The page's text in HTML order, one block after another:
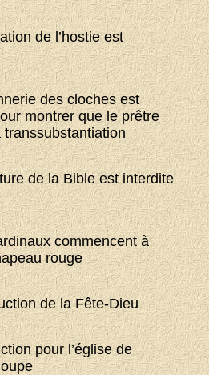
de l’hostie est
des cloches est
montrer que le prêtre
transsubstantiation
de la Bible est interdite
commencent à
rouge
de la Fête-Dieu
pour l’église de